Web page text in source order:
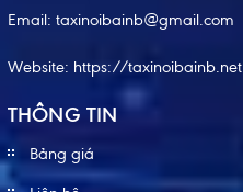
Email: taxinoibainb@gmail.com
Website: https://taxinoibainb.net
THÔNG TIN
Bảng giá